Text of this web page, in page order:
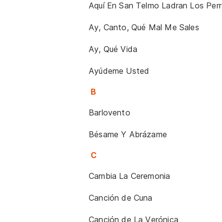
Aquí En San Telmo Ladran Los
Ay, Canto, Qué Mal Me Sales
Ay, Qué Vida
Ayúdeme Usted
B
Barlovento
Bésame Y Abrázame
C
Cambia La Ceremonia
Canción de Cuna
Canción de La Verónica